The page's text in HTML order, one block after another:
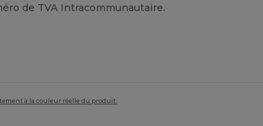
de TVA Intracommunautaire.
à la couleur réelle du produit.